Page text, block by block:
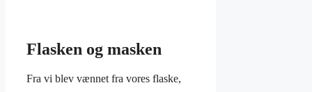
Flasken og masken
Fra vi blev vænnet fra vores flaske,